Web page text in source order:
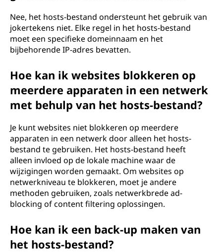
Nee, het hosts-bestand ondersteunt het gebruik van
jokertekens niet. Elke regel in het hosts-bestand
moet een specifieke domeinnaam en het
bijbehorende IP-adres bevatten.
Hoe kan ik websites blokkeren op
meerdere apparaten in een netwerk
met behulp van het hosts-bestand?
Je kunt websites niet blokkeren op meerdere
apparaten in een netwerk door alleen het hosts-
bestand te gebruiken. Het hosts-bestand heeft
alleen invloed op de lokale machine waar de
wijzigingen worden gemaakt. Om websites op
netwerkniveau te blokkeren, moet je andere
methoden gebruiken, zoals netwerkbrede ad-
blocking of content filtering oplossingen.
Hoe kan ik een back-up maken van
het hosts-bestand?